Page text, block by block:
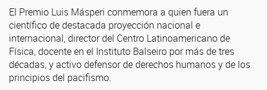
El Premio Luis Másperi conmemora a quien fuera un
científico de destacada proyección nacional e
internacional, director del Centro Latinoamericano de
Física, docente en el Instituto Balseiro por más de tres
décadas, y activo defensor de derechos humanos y de los
principios del pacifismo.